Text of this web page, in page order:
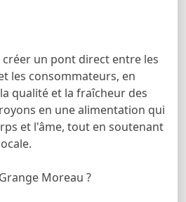
un pont direct entre les
les consommateurs, en
qualité et la fraîcheur des
en une alimentation qui
et l'âme, tout en soutenant
Moreau ?